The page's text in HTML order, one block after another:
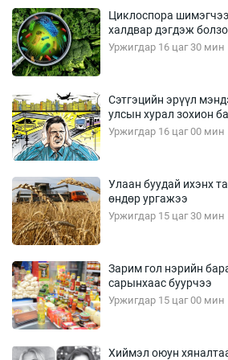
Циклоспора
халдвар дэгдэж
Уржигдар 16 цаг 30 мин
Сэтгэцийн эрүүл
улсын хурал зохион
Уржигдар 16 цаг 00 мин
Улаан буудай ихэнх
өндөр ургажээ
Уржигдар 15 цаг 30 мин
Зарим гол нэрийн
сарынхаас буурчээ
Уржигдар 15 цаг 00 мин
Хиймэл оюун